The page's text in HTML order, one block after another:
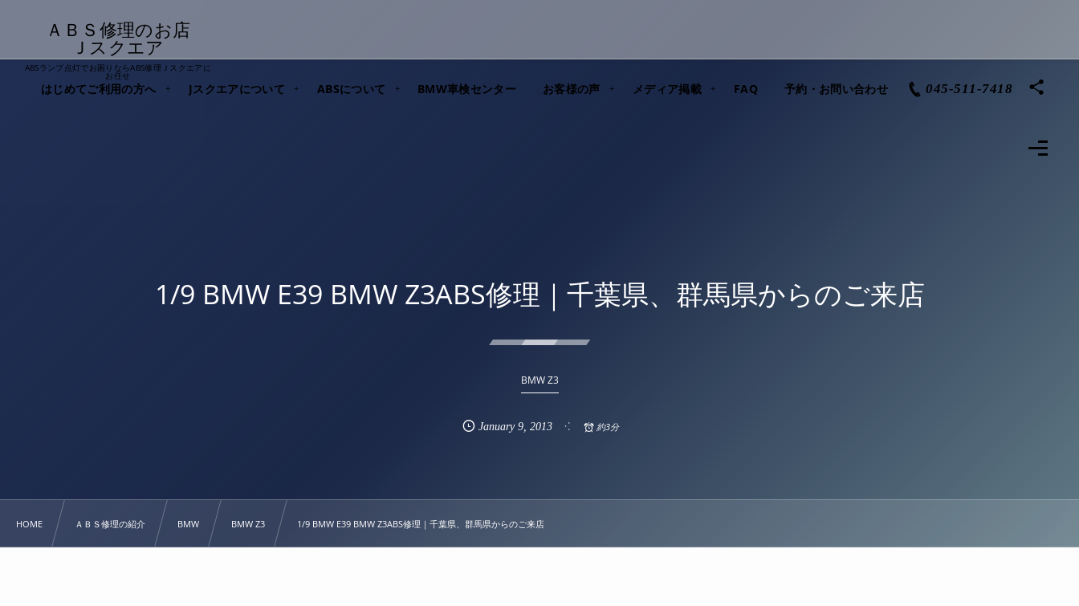
ＡＢＳ修理のお店
Ｊスクエア
ABSランプ点灯でお困りならABS修理Ｊスクエアに
お任せ
はじめてご利用の方へ Jスクエアについて ABSについて BMW車検センター お客様の声 メディア掲載 FAQ 予約・お問い合わせ 045-511-7418
1/9 BMW E39 BMW Z3ABS修理｜千葉県、群馬県からのご来店
BMW Z3
January 9,2013 約3分
HOME ＡＢＳ修理の紹介 BMW BMW Z3 1/9 BMW E39 BMW Z3ABS修理｜千葉県、群馬県からのご来店